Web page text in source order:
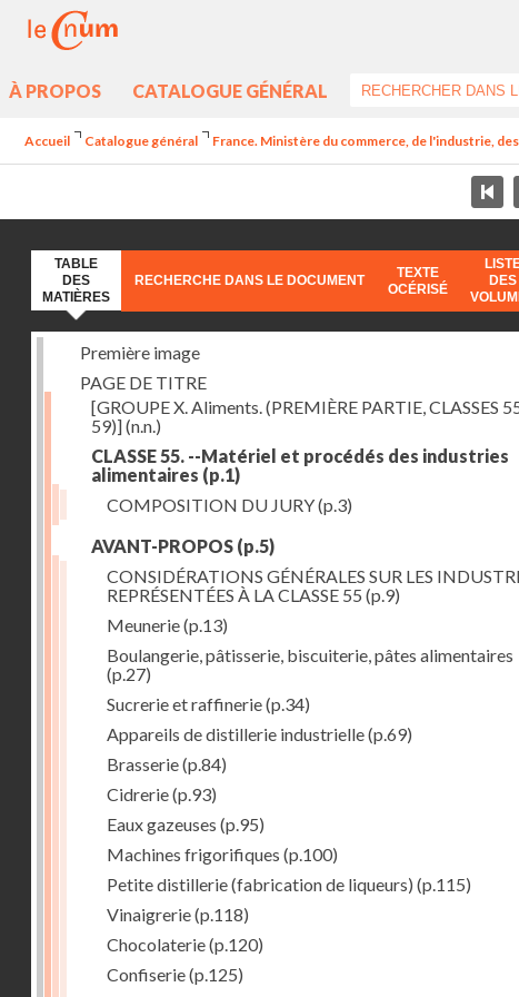
À PROPOS CATALOGUE GÉNÉRAL
Accueil Catalogue général France. Ministère du commerce, de l'industrie,
TABLE
DES
MATIÈRES
RECHERCHE DANS LE DOCUMENT
TEXTE
OCÉRISÉ
DES
Première image
PAGE DE TITRE
[GROUPE X. Aliments. (PREMIÈRE PARTIE, CLASSES
59)](n.n.)
CLASSE 55. --Matériel et procédés des industries
alimentaires (p.1)
COMPOSITION DU JURY(p.3)
AVANT-PROPOS (p.5)
CONSIDÉRATIONS GÉNÉRALES SUR LES
REPRÉSENTÉES À LA CLASSE 55 (p.9)
Meunerie(p.13)
Boulangerie, pâtisserie, biscuiterie, pâtes alimentaires
(p.27)
Sucrerie et raffinerie(p.34)
Appareils de distillerie industrielle(p.69)
Brasserie(p.84)
Cidrerie(p.93)
Eaux gazeuses (p.95)
Machines frigorifiques (p.100)
Petite distillerie (fabrication de liqueurs) (p.115)
Vinaigrerie(p.118)
Chocolaterie(p.120)
Confiserie(p.125)